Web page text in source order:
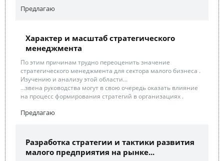
Предлагаю
Xaрактер и масштаб стратегического
менеджмента
По этим причинам трудно переоценить значение
стратегического менеджмента для сектора малого бизнеса .
Изучению и анализу этой области...
...звена руководства могут в свою очередь оказать влияние
на процесс формирования стратегий в организациях .
Предлагаю
Разработка стратегии и тактики развития
малого предприятия на рынке...